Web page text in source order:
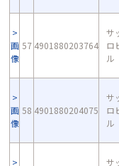
画
像
57 4901880203764
サ
ロ
ル
画
像
58 4901880204075
サ
ロ
ル
サ